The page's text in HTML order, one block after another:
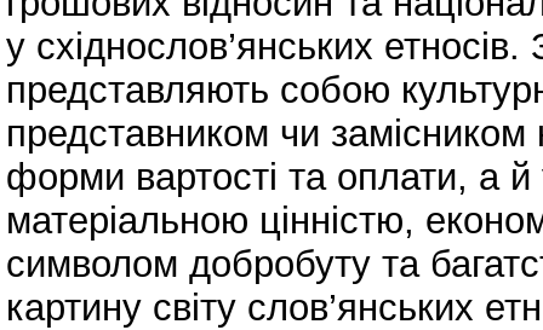
у східнослов’янських
представляють собою
представником чи замісником
форми вартості та оплати, а
матеріальною цінністю,
символом добробуту та
картину світу слов’янських